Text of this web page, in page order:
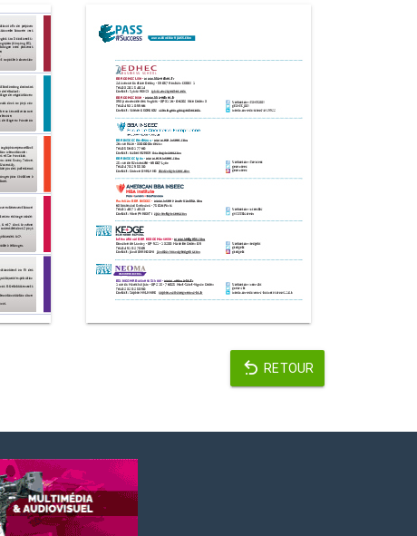
RETOUR